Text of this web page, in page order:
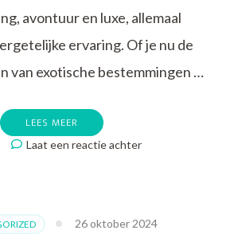
avontuur en luxe, allemaal
ervaring. Of je nu de
van exotische bestemmingen …
LEES MEER
Laat een reactie achterop
Ontdek
26 oktober 2024